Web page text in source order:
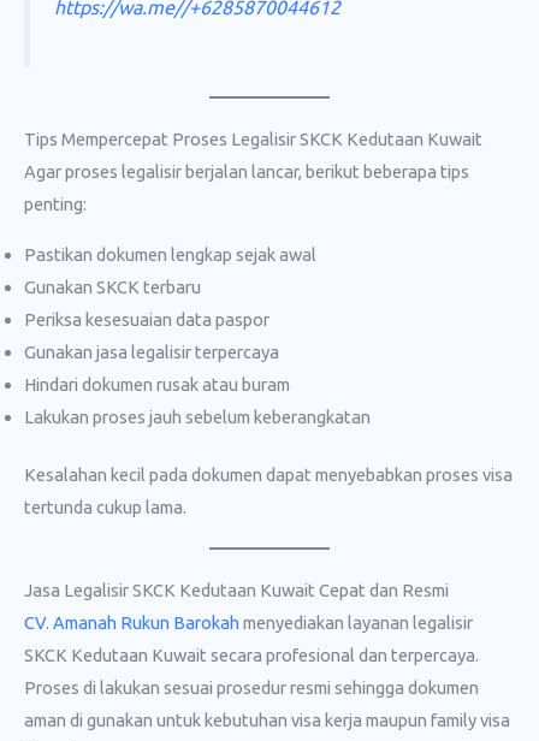
https://wa.me//+6285870044612
Tips Mempercepat Proses Legalisir SKCK Kedutaan Kuwait
Agar proses legalisir berjalan lancar, berikut beberapa tips
penting:
Pastikan dokumen lengkap sejak awal
Gunakan SKCK terbaru
Periksa kesesuaian data paspor
Gunakan jasa legalisir terpercaya
Hindari dokumen rusak atau buram
Lakukan proses jauh sebelum keberangkatan
Kesalahan kecil pada dokumen dapat menyebabkan proses visa
tertunda cukup lama.
Jasa Legalisir SKCK Kedutaan Kuwait Cepat dan Resmi
CV. Amanah Rukun Barokah menyediakan layanan legalisir
SKCK Kedutaan Kuwait secara profesional dan terpercaya.
Proses di lakukan sesuai prosedur resmi sehingga dokumen
aman di gunakan untuk kebutuhan visa kerja maupun family visa